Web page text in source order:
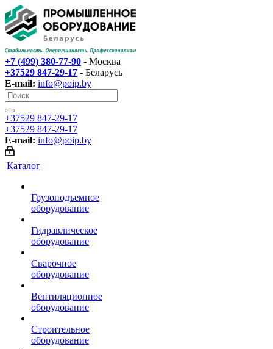
+7 (499) 380-77-90 - Москва
+37529 847-29-17‬ - Беларусь
E-mail: info@poip.by
+37529 847-29-17‬
+37529 847-29-17‬
E-mail: info@poip.by
Каталог
Грузоподъемное
оборудование
Гидравлическое
оборудование
Сварочное
оборудование
Вентиляционное
оборудование
Строительное
оборудование